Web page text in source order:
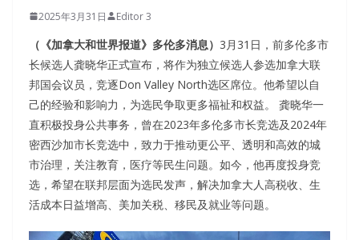
2025年3月31日 Editor 3
（《加拿大和世界报道》多伦多消息） 3月31日，前多伦多市
长候选人龚晓华正式宣布，将作为独立候选人参选加拿大联
邦国会议员，竞逐Don Valley North选区席位。他希望以自
己的经验和影响力，为选民争取更多福祉和权益。 龚晓华一
直积极投身公共事务，曾在2023年多伦多市长竞选及2024年
密西沙加市长竞选中，致力于推动更公平、透明和高效的城
市治理，关注教育，医疗等民生问题。如今，他再度投身竞
选，希望在联邦层面为选民发声，解决加拿大人高税收、生
活成本日益增高、美加关税、移民及就业等问题。